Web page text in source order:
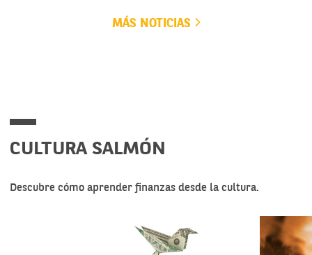
MÁS NOTICIAS
CULTURA SALMÓN
Descubre cómo aprender finanzas desde la cultura.